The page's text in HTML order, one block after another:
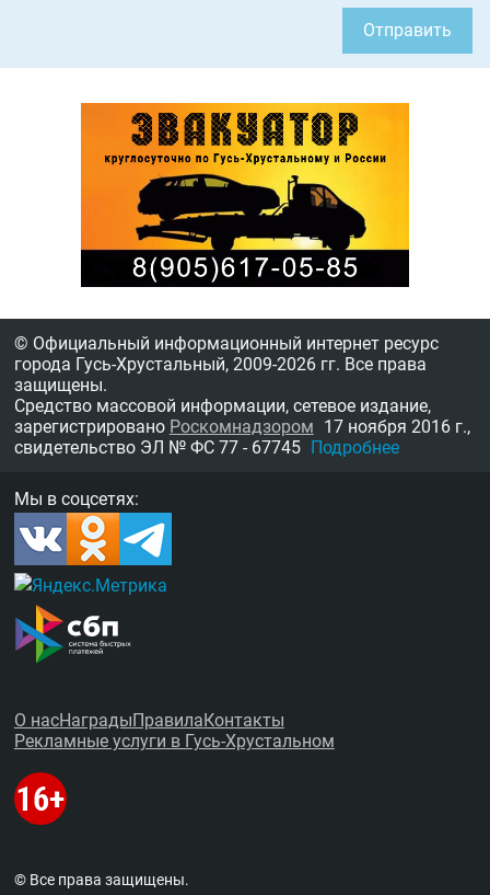
Отправить
© Официальный информационный интернет ресурс
города Гусь-Хрустальный, 2009-2026 гг. Все права
защищены.
Средство массовой информации, сетевое издание,
зарегистрировано Роскомнадзором 17 ноября 2016 г.,
свидетельство ЭЛ № ФС 77 - 67745 Подробнее
Мы в соцсетях:
О насНаградыПравилаКонтакты
Рекламные услуги в Гусь-Хрустальном
© Все права защищены.